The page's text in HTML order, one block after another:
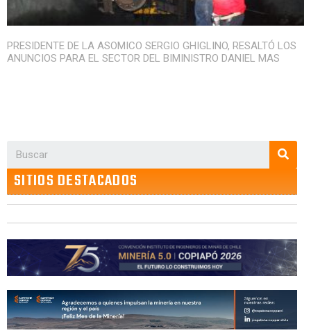
PRESIDENTE DE LA ASOMICO SERGIO GHIGLINO, RESALTÓ LOS
ANUNCIOS PARA EL SECTOR DEL BIMINISTRO DANIEL MAS
SITIOS DESTACADOS